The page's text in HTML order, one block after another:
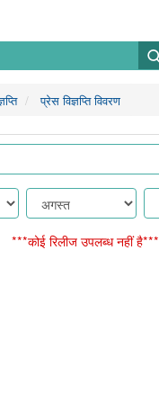
प्रेस विज्ञप्ति विवरण
***कोई रिलीज उपलब्ध नहीं है***